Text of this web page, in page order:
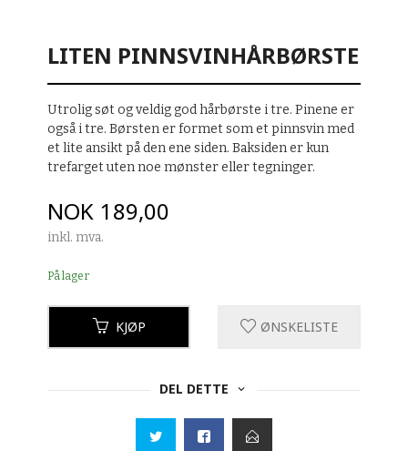
LITEN PINNSVINHÅRBØRSTE
Utrolig søt og veldig god hårbørste i tre. Pinene er
også i tre. Børsten er formet som et pinnsvin med
et lite ansikt på den ene siden. Baksiden er kun
trefarget uten noe mønster eller tegninger.
Pris
NOK 189,00
inkl. mva.
På lager
KJØP ØNSKELISTE
DEL DETTE